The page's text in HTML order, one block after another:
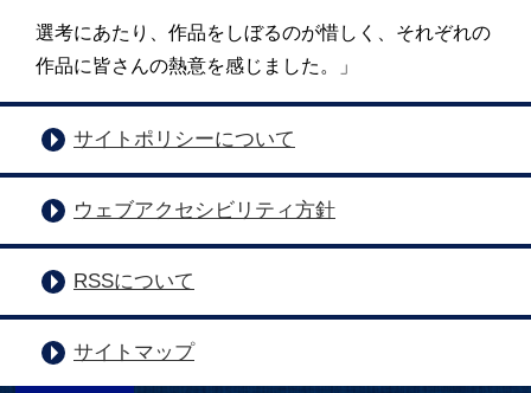
選考にあたり、作品をしぼるのが惜しく、それぞれの
作品に皆さんの熱意を感じました。」
サイトポリシーについて
ウェブアクセシビリティ方針
RSSについて
サイトマップ